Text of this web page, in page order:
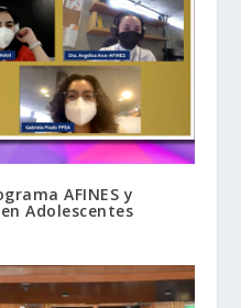
AFINES y
Adolescentes